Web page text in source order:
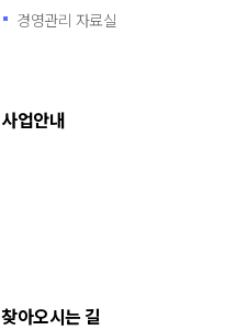
경영관리 자료실
사업안내
찾아오시는 길